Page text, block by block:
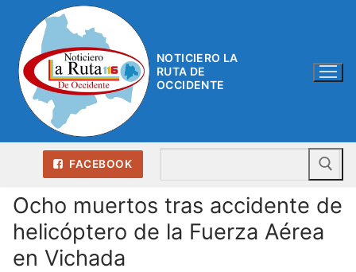
contenido
NOTICIERO LA
RUTA DE
OCCIDENTE
FACEBOOK
Ocho muertos tras accidente de
helicóptero de la Fuerza Aérea
en Vichada